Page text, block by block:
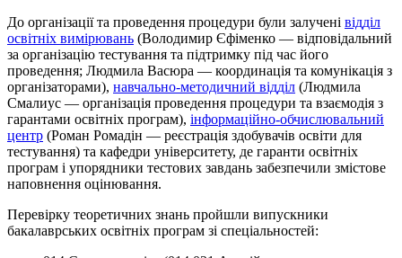
До організації та проведення процедури були залучені відділ
освітніх вимірювань (Володимир Єфіменко — відповідальний
за організацію тестування та підтримку під час його
проведення; Людмила Васюра — координація та комунікація з
організаторами), навчально-методичний відділ (Людмила
Смалиус — організація проведення процедури та взаємодія з
гарантами освітніх програм), інформаційно-обчислювальний
центр (Роман Ромадін — реєстрація здобувачів освіти для
тестування) та кафедри університету, де гаранти освітніх
програм і упорядники тестових завдань забезпечили змістове
наповнення оцінювання.
Перевірку теоретичних знань пройшли випускники
бакалаврських освітніх програм зі спеціальностей: